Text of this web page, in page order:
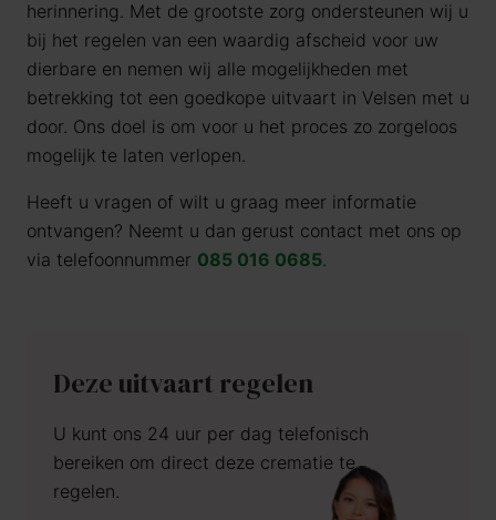
herinnering. Met de grootste zorg ondersteunen wij u
bij het regelen van een waardig afscheid voor uw
dierbare en nemen wij alle mogelijkheden met
betrekking tot een goedkope uitvaart in Velsen met u
door. Ons doel is om voor u het proces zo zorgeloos
mogelijk te laten verlopen.
Heeft u vragen of wilt u graag meer informatie
ontvangen? Neemt u dan gerust contact met ons op
via telefoonnummer 085 016 0685.
Deze uitvaart regelen
U kunt ons 24 uur per dag telefonisch
bereiken om direct deze crematie te
regelen.